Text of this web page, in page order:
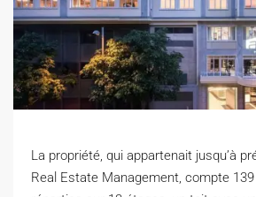
La propriété, qui appartenait jusqu’à
Real Estate Management, compte